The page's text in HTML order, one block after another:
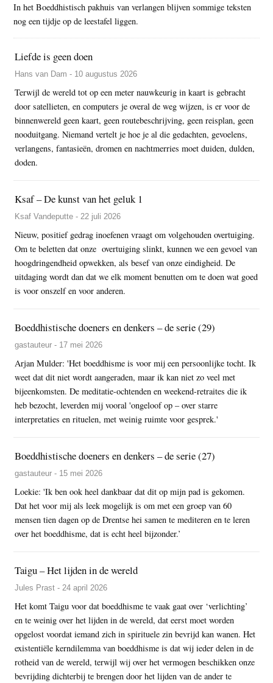
In het Boeddhistisch pakhuis van verlangen blijven sommige teksten
nog een tijdje op de leestafel liggen.
Liefde is geen doen
Hans van Dam - 10 augustus 2026
Terwijl de wereld tot op een meter nauwkeurig in kaart is gebracht
door satellieten, en computers je overal de weg wijzen, is er voor de
binnenwereld geen kaart, geen routebeschrijving, geen reisplan, geen
nooduitgang. Niemand vertelt je hoe je al die gedachten, gevoelens,
verlangens, fantasieën, dromen en nachtmerries moet duiden, dulden,
doden.
Ksaf – De kunst van het geluk 1
Ksaf Vandeputte - 22 juli 2026
Nieuw, positief gedrag inoefenen vraagt om volgehouden overtuiging.
Om te beletten dat onze overtuiging slinkt, kunnen we een gevoel van
hoogdringendheid opwekken, als besef van onze eindigheid. De
uitdaging wordt dan dat we elk moment benutten om te doen wat goed
is voor onszelf en voor anderen.
Boeddhistische doeners en denkers – de serie (29)
gastauteur - 17 mei 2026
Arjan Mulder: 'Het boeddhisme is voor mij een persoonlijke tocht. Ik
weet dat dit niet wordt aangeraden, maar ik kan niet zo veel met
bijeenkomsten. De meditatie-ochtenden en weekend-retraites die ik
heb bezocht, leverden mij vooral 'ongeloof op – over starre
interpretaties en rituelen, met weinig ruimte voor gesprek.'
Boeddhistische doeners en denkers – de serie (27)
gastauteur - 15 mei 2026
Loekie: 'Ik ben ook heel dankbaar dat dit op mijn pad is gekomen.
Dat het voor mij als leek mogelijk is om met een groep van 60
mensen tien dagen op de Drentse hei samen te mediteren en te leren
over het boeddhisme, dat is echt heel bijzonder.’
Taigu – Het lijden in de wereld
Jules Prast - 24 april 2026
Het komt Taigu voor dat boeddhisme te vaak gaat over ‘verlichting’
en te weinig over het lijden in de wereld, dat eerst moet worden
opgelost voordat iemand zich in spirituele zin bevrijd kan wanen. Het
existentiële kerndilemma van boeddhisme is dat wij ieder delen in de
rotheid van de wereld, terwijl wij over het vermogen beschikken onze
bevrijding dichterbij te brengen door het lijden van de ander te